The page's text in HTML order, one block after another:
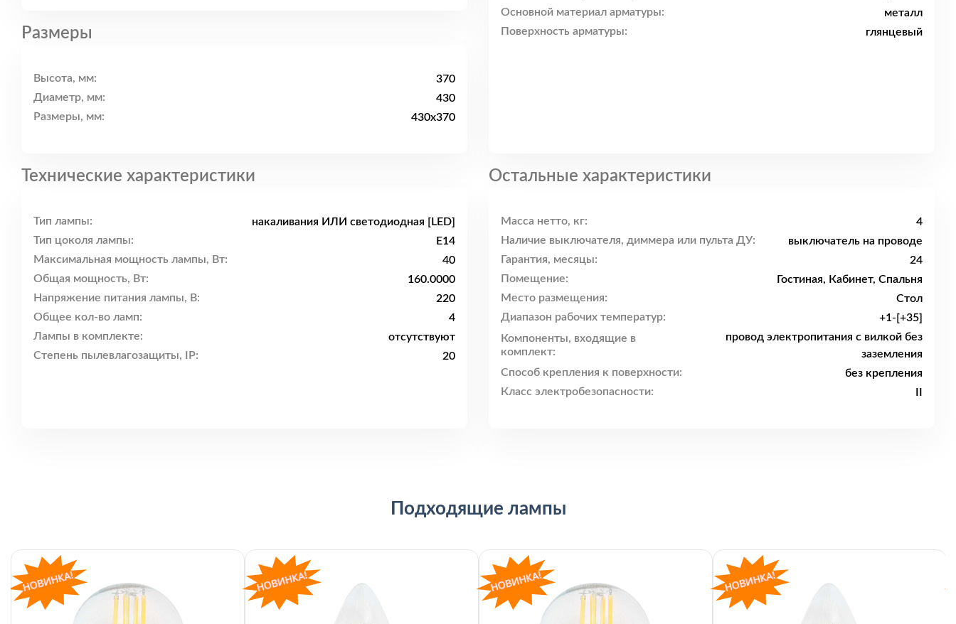
Размеры
Высота, мм:
370
Диаметр, мм:
430
Размеры, мм:
430x370
Основной материал арматуры:
металл
Поверхность арматуры:
глянцевый
Технические характеристики
Тип лампы:
накаливания ИЛИ светодиодная [LED]
Тип цоколя лампы:
E14
Максимальная мощность лампы, Вт:
40
Общая мощность, Вт:
160.0000
Напряжение питания лампы, В:
220
Общее кол-во ламп:
4
Лампы в комплекте:
отсутствуют
Степень пылевлагозащиты, IP:
20
Остальные характеристики
Масса нетто, кг:
4
Наличие выключателя, диммера или пульта ДУ:
выключатель на проводе
Гарантия, месяцы:
24
Помещение:
Гостиная, Кабинет, Спальня
Место размещения:
Стол
Диапазон рабочих температур:
+1-[+35]
Компоненты, входящие в
комплект:
провод электропитания с вилкой без
заземления
Способ крепления к поверхности:
без крепления
Класс электробезопасности:
II
Подходящие лампы